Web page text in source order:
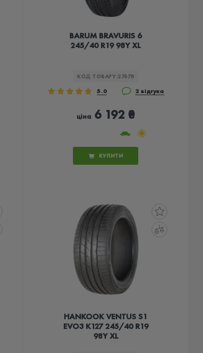
BARUM BRAVURIS 6
245/40 R19 98Y XL
КОД ТОВАРУ:27678
5.0 2 відгука
ціна 6 192 ₴
КУПИТИ
HANKOOK VENTUS S1
EVO3 K127 245/40 R19
98Y XL